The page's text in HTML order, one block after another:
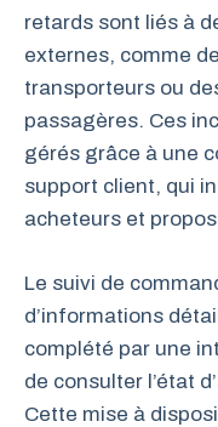
retards sont liés à
externes, comme
transporteurs ou
passagères. Ces
gérés grâce à une
support client, qui
acheteurs et
Le suivi de
d’informations
complété par une
de consulter l’état
Cette mise à